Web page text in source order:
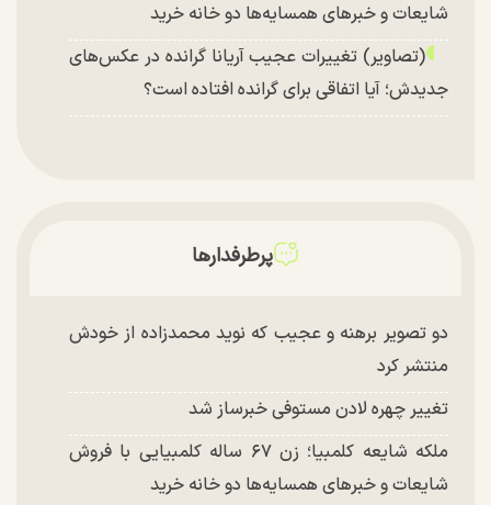
شایعات و خبر‌های همسایه‌ها دو خانه خرید
(تصاویر) تغییرات عجیب آریانا گرانده در عکس‌های
جدیدش؛ آیا اتفاقی برای گرانده افتاده است؟
پرطرفدارها
دو تصویر برهنه و عجیب که نوید محمدزاده از خودش
منتشر کرد
تغییر چهره لادن مستوفی خبرساز شد
ملکه شایعه کلمبیا؛ زن ۶۷ ساله کلمبیایی با فروش
شایعات و خبر‌های همسایه‌ها دو خانه خرید